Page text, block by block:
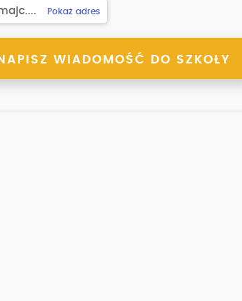
Pokaż adres
WIADOMOŚĆ DO SZKOŁY